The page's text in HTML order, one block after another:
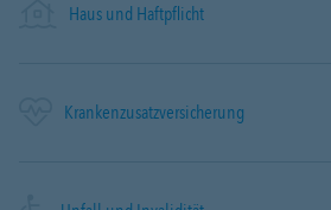
Haus und Haftpflicht
Krankenzusatzversicherung